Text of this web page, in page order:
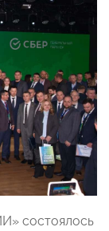
состоялось